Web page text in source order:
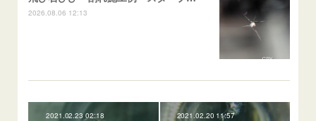
2026.08.06 12:13
2021.02.23 02:18 2021.02.20 11:57